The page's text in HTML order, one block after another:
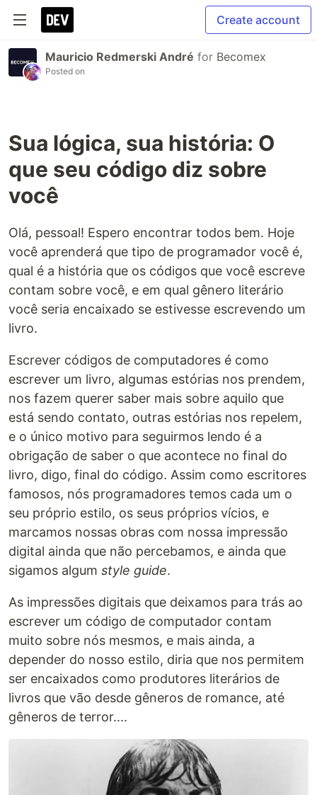
Create account
Mauricio Redmerski André for Becomex
Posted on
Sua lógica, sua história: O
que seu código diz sobre
você
Olá, pessoal! Espero encontrar todos bem. Hoje
você aprenderá que tipo de programador você é,
qual é a história que os códigos que você escreve
contam sobre você, e em qual gênero literário
você seria encaixado se estivesse escrevendo um
livro.
Escrever códigos de computadores é como
escrever um livro, algumas estórias nos prendem,
nos fazem querer saber mais sobre aquilo que
está sendo contato, outras estórias nos repelem,
e o único motivo para seguirmos lendo é a
obrigação de saber o que acontece no final do
livro, digo, final do código. Assim como escritores
famosos, nós programadores temos cada um o
seu próprio estilo, os seus próprios vícios, e
marcamos nossas obras com nossa impressão
digital ainda que não percebamos, e ainda que
sigamos algum style guide.
As impressões digitais que deixamos para trás ao
escrever um código de computador contam
muito sobre nós mesmos, e mais ainda, a
depender do nosso estilo, diria que nos permitem
ser encaixados como produtores literários de
livros que vão desde gêneros de romance, até
gêneros de terror....